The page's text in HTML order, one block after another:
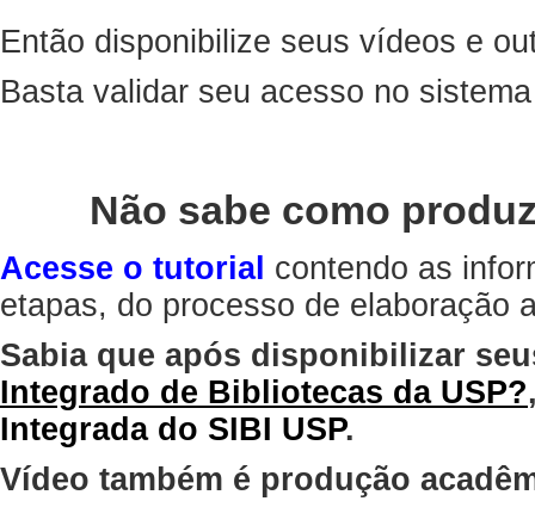
Então disponibilize seus vídeos e
Basta validar seu acesso no
Não sabe como
Acesse o tutorial contendo as
etapas, do processo de elaboração
Sabia que após disponibilizar
Integrado de Bibliotecas da USP?
Integrada do SIBI USP.
Vídeo também é produção